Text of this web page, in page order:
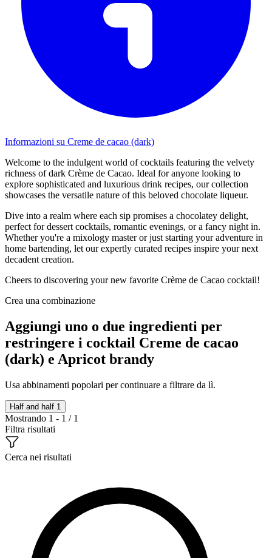
Informazioni su Creme de cacao (dark)
Welcome to the indulgent world of cocktails featuring the velvety
richness of dark Crème de Cacao. Ideal for anyone looking to
explore sophisticated and luxurious drink recipes, our collection
showcases the versatile nature of this beloved chocolate liqueur.
Dive into a realm where each sip promises a chocolatey delight,
perfect for dessert cocktails, romantic evenings, or a fancy night in.
Whether you're a mixology master or just starting your adventure in
home bartending, let our expertly curated recipes inspire your next
decadent creation.
Cheers to discovering your new favorite Crème de Cacao cocktail!
Crea una combinazione
Aggiungi uno o due ingredienti per
restringere i cocktail Creme de cacao
(dark) e Apricot brandy
Usa abbinamenti popolari per continuare a filtrare da lì.
Half and half 1
Mostrando 1 - 1 / 1
Filtra risultati
Cerca nei risultati